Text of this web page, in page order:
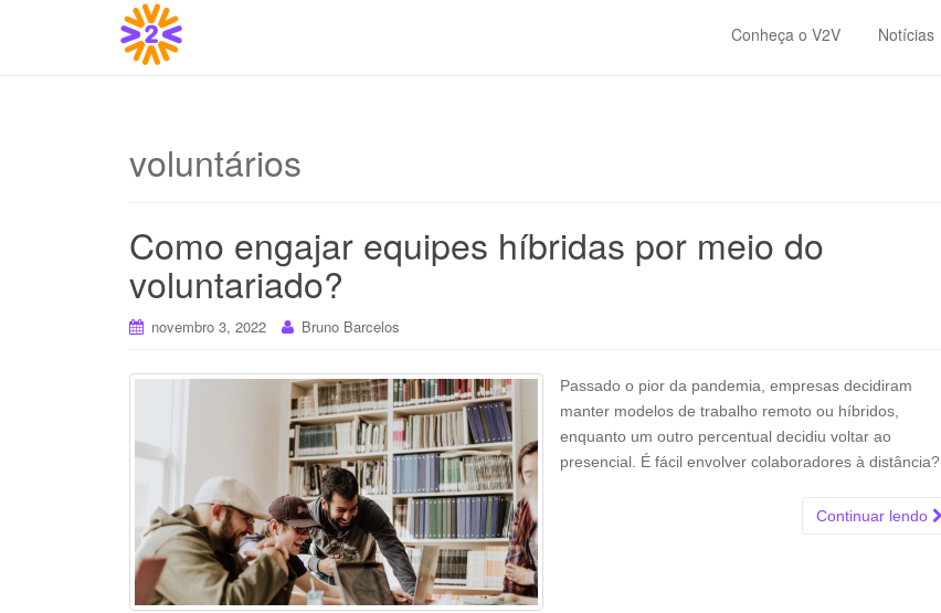
Conheça o V2V Notícias
voluntários
Como engajar equipes híbridas por meio do
voluntariado?
novembro 3, 2022 Bruno Barcelos
Passado o pior da pandemia, empresas decidiram
manter modelos de trabalho remoto ou híbridos,
enquanto um outro percentual decidiu voltar ao
presencial. É fácil envolver colaboradores à distância?
Continuar lendo